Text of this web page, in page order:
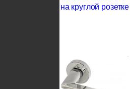
на круглой розетке